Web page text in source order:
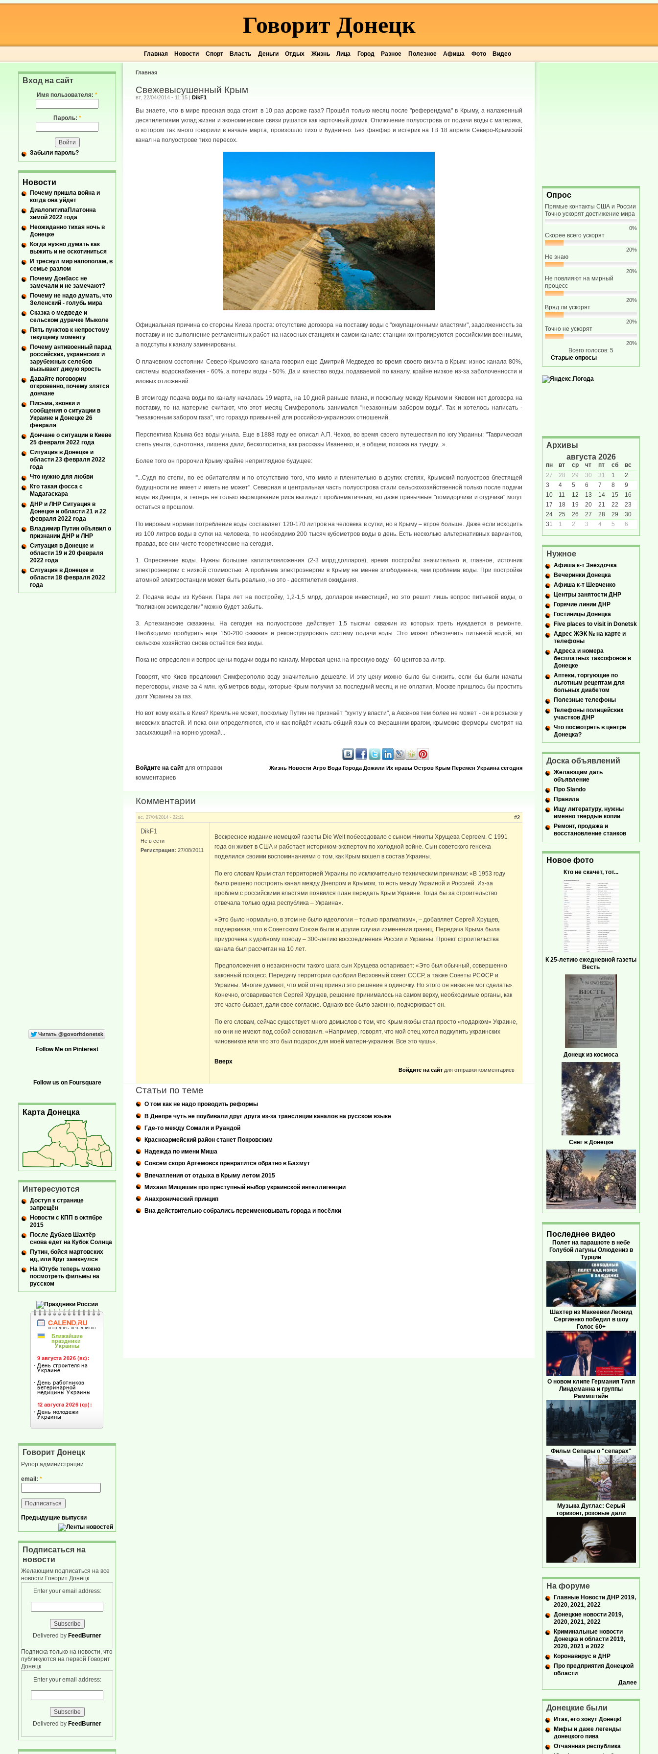
Главная Новости Спорт Власть Деньги Отдых Жизнь Лица Город Разное Полезное Афиша Фото Видео
Говорит Донецк
Главная
Свежевысушенный Крым
вт, 22/04/2014 - 11:15 | DikF1
Вы знаете, что в мире пресная вода стоит в 10 раз дороже газа? Прошёл только месяц после "референдума" в Крыму, а налаженный
десятилетиями уклад жизни и экономические связи рушатся как карточный домик. Отключение полуострова от подачи воды с материка,
о котором так много говорили в начале марта, произошло тихо и буднично. Без фанфар и истерик на ТВ 18 апреля Северо-Крымский
канал на полуострове тихо пересох.
Официальная причина со стороны Киева проста: отсутствие договора на поставку воды с "оккупационными властями", задолженность за
поставку и не выполнение регламентных работ на насосных станциях и самом канале: станции контролируются российскими военными,
а подступы к каналу заминированы.
О плачевном состоянии Северо-Крымского канала говорил еще Дмитрий Медведев во время своего визита в Крым: износ канала 80%,
системы водоснабжения - 60%, а потери воды - 50%. Да и качество воды, подаваемой по каналу, крайне низкое из-за заболоченности и
иловых отложений.
В этом году подача воды по каналу началась 19 марта, на 10 дней раньше плана, и поскольку между Крымом и Киевом нет договора на
поставку, то на материке считают, что этот месяц Симферополь занимался "незаконным забором воды". Так и хотелось написать -
"незаконным забором газа", что гораздо привычней для российско-украинских отношений.
Перспектива Крыма без воды уныла. Еще в 1888 году ее описал А.П. Чехов, во время своего путешествия по югу Украины: "Таврическая
степь уныла, однотонна, лишена дали, бесколоритна, как рассказы Иваненко, и, в общем, похожа на тундру...».
Более того он пророчил Крыму крайне неприглядное будущее:
"...Судя по степи, по ее обитателям и по отсутствию того, что мило и пленительно в других степях, Крымский полуостров блестящей
будущности не имеет и иметь не может". Северная и центральная часть полуострова стали сельскохозяйственной только после подачи
воды из Днепра, а теперь не только выращивание риса выглядит проблематичным, но даже привычные "помидорчики и огурчики" могут
остаться в прошлом.
По мировым нормам потребление воды составляет 120-170 литров на человека в сутки, но в Крыму – втрое больше. Даже если исходить
из 100 литров воды в сутки на человека, то необходимо 200 тысяч кубометров воды в день. Есть несколько альтернативных вариантов,
правда, все они чисто теоретические на сегодня.
1. Опреснение воды. Нужны большие капиталовложения (2-3 млрд.долларов), время постройки значительно и, главное, источник
электроэнергии с низкой стоимостью. А проблема электроэнергии в Крыму не менее злободневна, чем проблема воды. При постройке
атомной электростанции может быть реально, но это - десятилетия ожидания.
2. Подача воды из Кубани. Пара лет на постройку, 1,2-1,5 млрд. долларов инвестиций, но это решит лишь вопрос питьевой воды, о
"поливном земледелии" можно будет забыть.
3. Артезианские скважины. На сегодня на полуострове действует 1,5 тысячи скважин из которых треть нуждается в ремонте.
Необходимо пробурить еще 150-200 скважин и реконструировать систему подачи воды. Это может обеспечить питьевой водой, но
сельское хозяйство снова остаётся без воды.
Пока не определен и вопрос цены подачи воды по каналу. Мировая цена на пресную воду - 60 центов за литр.
Говорят, что Киев предложил Симферополю воду значительно дешевле. И эту цену можно было бы снизить, если бы были начаты
переговоры, иначе за 4 млн. куб.метров воды, которые Крым получил за последний месяц и не оплатил, Москве пришлось бы простить
долг Украины за газ.
Но вот кому ехать в Киев? Кремль не может, поскольку Путин не признаёт "хунту у власти", а Аксёнов тем более не может - он в розыске у
киевских властей. И пока они определяются, кто и как пойдёт искать общий язык со вчерашним врагом, крымские фермеры смотрят на
засыхающий на корню урожай...
Жизнь Новости Агро Вода Города Дожили Их нравы Остров Крым Перемен Украина сегодня
Войдите на сайт для отправки
комментариев
Комментарии
вс, 27/04/2014 - 22:21 #2
DikF1
Не в сети
Регистрация: 27/08/2011
Воскресное издание немецкой газеты Die Welt побеседовало с сыном Никиты Хрущева Сергеем. С 1991
года он живет в США и работает историком-экспертом по холодной войне. Сын советского генсека
поделился своими воспоминаниями о том, как Крым вошел в состав Украины.
По его словам Крым стал территорией Украины по исключительно техническим причинам: «В 1953 году
было решено построить канал между Днепром и Крымом, то есть между Украиной и Россией. Из-за
проблем с российскими властями появился план передать Крым Украине. Тогда бы за строительство
отвечала только одна республика – Украина».
«Это было нормально, в этом не было идеологии – только прагматизм», – добавляет Сергей Хрущев,
подчеркивая, что в Советском Союзе были и другие случаи изменения границ. Передача Крыма была
приурочена к удобному поводу – 300-летию воссоединения России и Украины. Проект строительства
канала был рассчитан на 10 лет.
Предположения о незаконности такого шага сын Хрущева оспаривает: «Это был обычный, совершенно
законный процесс. Передачу территории одобрил Верховный совет СССР, а также Советы РСФСР и
Украины. Многие думают, что мой отец принял это решение в одиночку. Но этого он никак не мог сделать».
Конечно, оговаривается Сергей Хрущев, решение принималось на самом верху, необходимые органы, как
это часто бывает, дали свое согласие. Однако все было законно, подчеркивает он.
По его словам, сейчас существует много домыслов о том, что Крым якобы стал просто «подарком» Украине,
но они не имеют под собой основания. «Например, говорят, что мой отец хотел подкупить украинских
чиновников или что это был подарок для моей матери-украинки. Все это чушь».
Вверх
Войдите на сайтдля отправки комментариев
Статьи по теме
О том как не надо проводить реформы
В Днепре чуть не поубивали друг друга из-за трансляции каналов на русском языке
Где-то между Сомали и Руандой
Красноармейский район станет Покровским
Надежда по имени Миша
Совсем скоро Артемовск превратится обратно в Бахмут
Впечатления от отдыха в Крыму летом 2015
Михаил Мищишин про преступный выбор украинской интеллигенции
Анахронический принцип
Вна действительно собрались переименовывать города и посёлки
Вход на сайт
Имя пользователя: *
Пароль: *
Забыли пароль?
Новости
Почему пришла война и
когда она уйдет
ДиалогитипаПлатонна
зимой 2022 года
Неожиданно тихая ночь в
Донецке
Когда нужно думать как
выжить и не оскотиниться
И треснул мир напополам, в
семье разлом
Почему Донбасс не
замечали и не замечают?
Почему не надо думать, что
Зеленский - голубь мира
Сказка о медведе и
сельском дурачке Мыколе
Пять пунктов к непростому
текущему моменту
Почему антивоенный парад
российских, украинских и
зарубежных селебов
вызывает дикую ярость
Давайте поговорим
откровенно, почему злятся
дончане
Письма, звонки и
сообщения о ситуации в
Украине и Донецке 26
февраля
Дончане о ситуации в Киеве
25 февраля 2022 года
Ситуация в Донецке и
области 23 февраля 2022
года
Что нужно для любви
Кто такая фосса с
Мадагаскара
ДНР и ЛНР Ситуация в
Донецке и области 21 и 22
февраля 2022 года
Владимир Путин объявил о
признании ДНР и ЛНР
Ситуация в Донецке и
области 19 и 20 февраля
2022 года
Ситуация в Донецке и
области 18 февраля 2022
года
Follow Me on Pinterest
Follow us on Foursquare
Карта Донецка
Интересуются
Доступ к странице
запрещён
Новости с КПП в октябре
2015
После Дубаев Шахтёр
снова едет на Кубок Солнца
Путин, бойся мартовских
ид, или Круг замкнулся
На Ютубе теперь можно
посмотреть фильмы на
русском
Говорит Донецк
Рупор администрации
email: *
Предыдущие выпуски
Подписаться на
новости
Желающим подписаться на все
новости Говорит Донецк
Enter your email address:
Delivered by FeedBurner
Подписка только на новости, что
публикуются на первой Говорит
Донецк
Enter your email address:
Delivered by FeedBurner
Опрос
Прямые контакты США и России
Точно ускорят достижение мира
0%
Скорее всего ускорят
20%
Не знаю
20%
Не повлияют на мирный
процесс
20%
Вряд ли ускорят
20%
Точно не ускорят
20%
Всего голосов: 5
Старые опросы
Архивы
августа 2026
пн вт ср чт пт сб
вс
27
28 29 30 31 1
2
3
4 5 6 7 8
9
10
11 12 13 14 15
16
17
18 19 20 21 22
23
24
25 26 27 28 29
30
31
1 2 3 4 5 6
Нужное
Афиша к-т Звёздочка
Вечеринки Донецка
Афиша к-т Шевченко
Центры занятости ДНР
Горячие линии ДНР
Гостиницы Донецка
Five places to visit in Donetsk
Адрес ЖЭК № на карте и
телефоны
Адреса и номера
бесплатных таксофонов в
Донецке
Аптеки, торгующие по
льготным рецептам для
больных диабетом
Полезные телефоны
Телефоны полицейских
участков ДНР
Что посмотреть в центре
Донецка?
Доска объявлений
Желающим дать
объявление
Про Slando
Правила
Ищу литературу, нужны
именно твердые копии
Ремонт, продажа и
восстановление станков
Новое фото
Кто не скачет, тот...
К 25-летию ежедневной газеты
Весть
Донецк из космоса
Снег в Донецке
Последнее видео
Полет на парашюте в небе
Голубой лагуны Олюдениз в
Турции
Шахтер из Макеевки Леонид
Сергиенко победил в шоу
Голос 60+
О новом клипе Германия Тиля
Линдеманна и группы
Раммштайн
Фильм Сепары о "сепарах"
Музыка Дуглас: Серый
горизонт, розовые дали
На форуме
Главные Новости ДНР 2019,
2020, 2021, 2022
Донецкие новости 2019,
2020, 2021, 2022
Криминальные новости
Донецка и области 2019,
2020, 2021 и 2022
Коронавирус в ДНР
Про предприятия Донецкой
области
Далее
Донецкие были
Итак, его зовут Донецк!
Мифы и даже легенды
донецкого пива
Отчаянная республика